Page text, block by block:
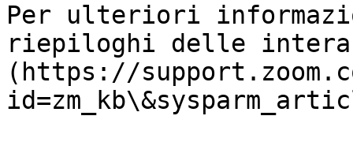
Per ulteriori
riepiloghi delle
(https://